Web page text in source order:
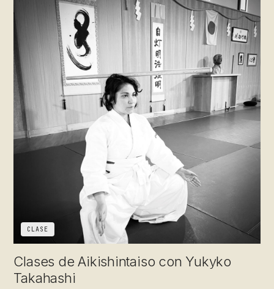
CLASE
Clases de Aikishintaiso con Yukyko
Takahashi